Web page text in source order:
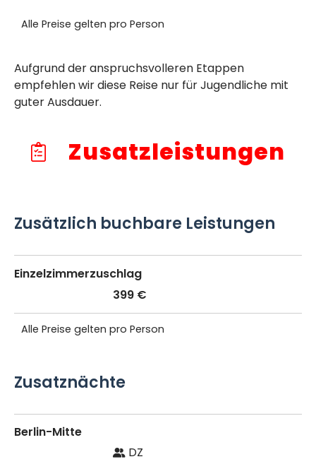
Alle Preise gelten pro Person
Aufgrund der anspruchsvolleren Etappen
empfehlen wir diese Reise nur für Jugendliche mit
guter Ausdauer.
Zusatzleistungen
Zusätzlich buchbare Leistungen
Einzelzimmerzuschlag
399 €
Alle Preise gelten pro Person
Zusatznächte
Berlin-Mitte
DZ